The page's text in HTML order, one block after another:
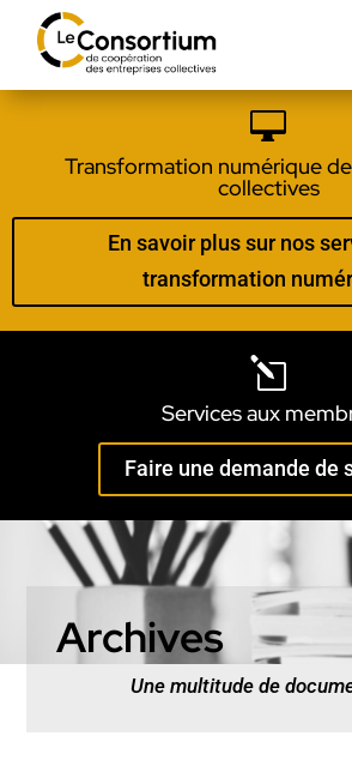

Transformation numérique
collectives
En savoir plus sur nos
transformation
l
Services aux
Faire une demande de
Archives
Une multitude de